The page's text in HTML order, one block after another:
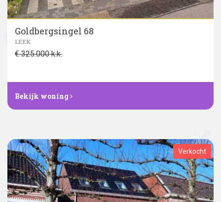
Goldbergsingel 68
LEEK
€ 325.000 k.k.
Bekijk woning
Verkocht